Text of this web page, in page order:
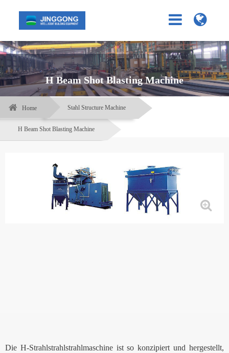
H Beam Shot Blasting Machine
Home Stahl Structure Machine
H Beam Shot Blasting Machine
Die H-Strahlstrahlstrahlmaschine ist so konzipiert und hergestellt,